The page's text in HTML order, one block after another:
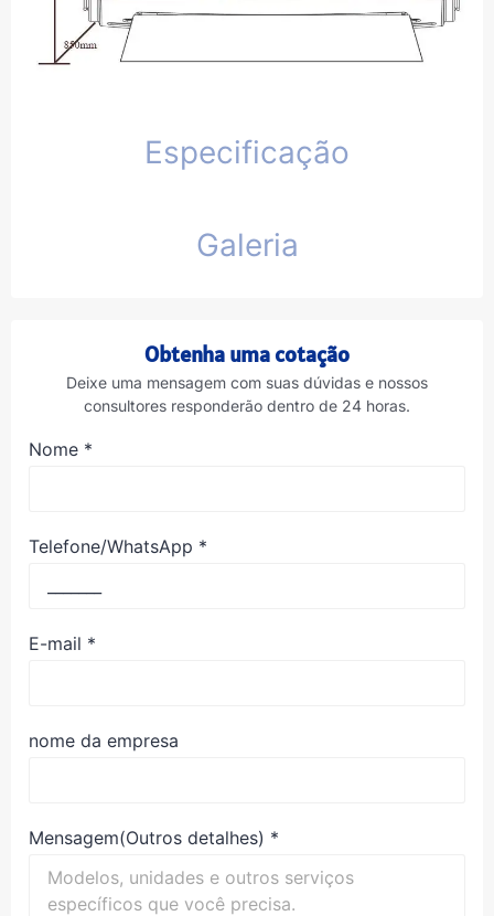
Especificação
Galeria
Obtenha uma cotação
Deixe uma mensagem com suas dúvidas e nossos
consultores responderão dentro de 24 horas.
Nome *
Telefone/WhatsApp *
E-mail *
nome da empresa
Mensagem(Outros detalhes) *